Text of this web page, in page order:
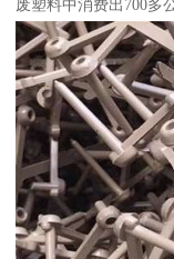
废塑料中消费出700多